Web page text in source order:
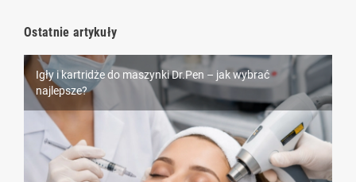
Ostatnie artykuły
Rzęsy Nagaraku – dlaczego są tak popularne wśród
stylistek?
Piercing – wszystko, co musisz wiedzieć przed
przekłuciem
Igły i kartridże do maszynki Dr.Pen – jak wybrać
najlepsze?